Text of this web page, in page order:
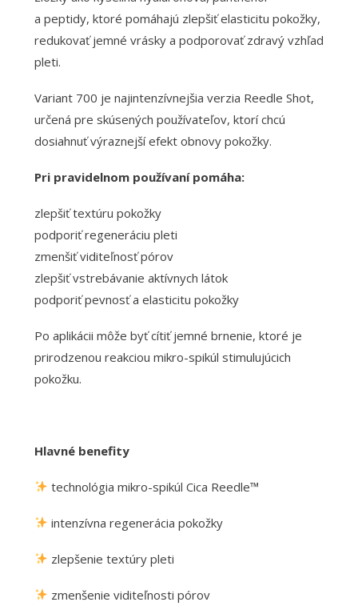
a peptidy, ktoré pomáhajú zlepšiť elasticitu pokožky,
redukovať jemné vrásky a podporovať zdravý vzhľad
pleti.
Variant 700 je najintenzívnejšia verzia Reedle Shot,
určená pre skúsených používateľov, ktorí chcú
dosiahnuť výraznejší efekt obnovy pokožky.
Pri pravidelnom používaní pomáha:
zlepšiť textúru pokožky
podporiť regeneráciu pleti
zmenšiť viditeľnosť pórov
zlepšiť vstrebávanie aktívnych látok
podporiť pevnosť a elasticitu pokožky
Po aplikácii môže byť cítiť jemné brnenie, ktoré je
prirodzenou reakciou mikro-spikúl stimulujúcich
pokožku.
Hlavné benefity
technológia mikro-spikúl Cica Reedle™
intenzívna regenerácia pokožky
zlepšenie textúry pleti
zmenšenie viditeľnosti pórov